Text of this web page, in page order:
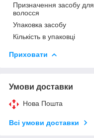
Призначення засобу для
волосся
Упаковка засобу
Кількість в упаковці
Приховати
Умови доставки
Нова Пошта
Всі умови доставки